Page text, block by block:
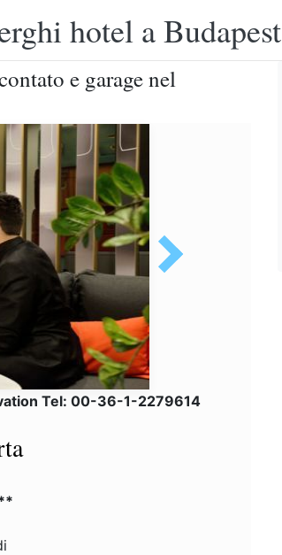
hotel a Budapest
e garage nel
Tel: 00-36-1-2279614